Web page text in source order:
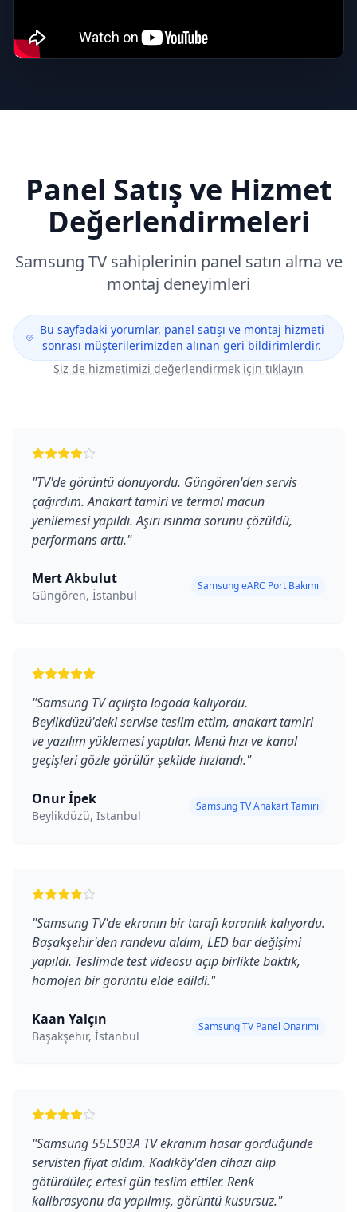
Panel Satış ve Hizmet
Değerlendirmeleri
Samsung TV sahiplerinin panel satın alma ve
montaj deneyimleri
Bu sayfadaki yorumlar, panel satışı ve montaj hizmeti
sonrası müşterilerimizden alınan geri bildirimlerdir.
Siz de hizmetimizi değerlendirmek için tıklayın
"TV'de görüntü donuyordu. Güngören'den servis
çağırdım. Anakart tamiri ve termal macun
yenilemesi yapıldı. Aşırı ısınma sorunu çözüldü,
performans arttı."
Mert Akbulut
Güngören, İstanbul
Samsung eARC Port Bakımı
"Samsung TV açılışta logoda kalıyordu.
Beylikdüzü'deki servise teslim ettim, anakart tamiri
ve yazılım yüklemesi yaptılar. Menü hızı ve kanal
geçişleri gözle görülür şekilde hızlandı."
Onur İpek
Beylikdüzü, İstanbul
Samsung TV Anakart Tamiri
"Samsung TV'de ekranın bir tarafı karanlık kalıyordu.
Başakşehir'den randevu aldım, LED bar değişimi
yapıldı. Teslimde test videosu açıp birlikte baktık,
homojen bir görüntü elde edildi."
Kaan Yalçın
Başakşehir, İstanbul
Samsung TV Panel Onarımı
"Samsung 55LS03A TV ekranım hasar gördüğünde
servisten fiyat aldım. Kadıköy'den cihazı alıp
götürdüler, ertesi gün teslim ettiler. Renk
kalibrasyonu da yapılmış, görüntü kusursuz."